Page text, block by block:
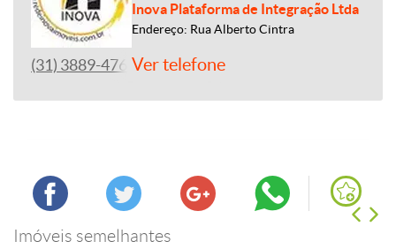
Inova Plataforma de Integração Ltda
Endereço: Rua Alberto Cintra
(31) 3889-4765Ver telefone
Imóveis semelhantes